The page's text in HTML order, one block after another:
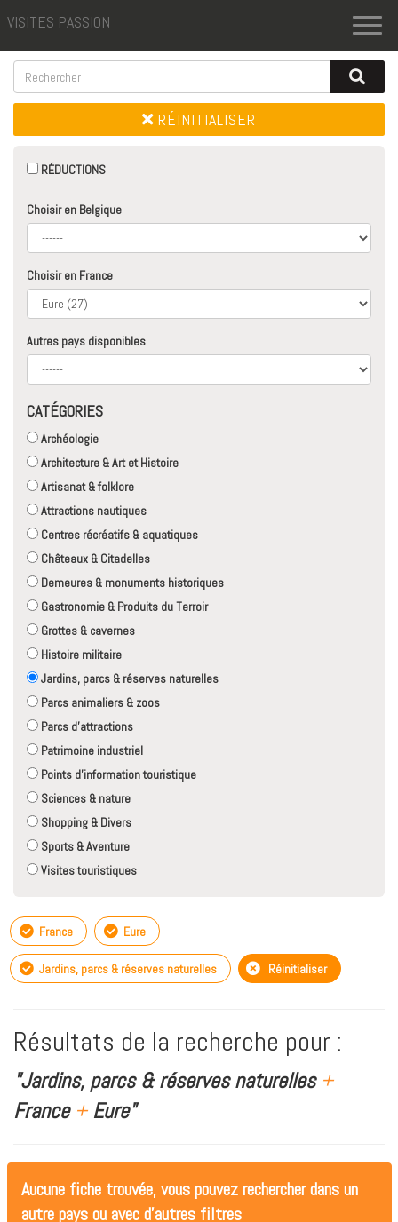
VISITES PASSION
RÉINITIALISER
RÉDUCTIONS
Choisir en Belgique
Choisir en France
Autres pays disponibles
CATÉGORIES
Archéologie
Architecture & Art et Histoire
Artisanat & folklore
Attractions nautiques
Centres récréatifs & aquatiques
Châteaux & Citadelles
Demeures & monuments historiques
Gastronomie & Produits du Terroir
Grottes & cavernes
Histoire militaire
Jardins, parcs & réserves naturelles
Parcs animaliers & zoos
Parcs d'attractions
Patrimoine industriel
Points d'information touristique
Sciences & nature
Shopping & Divers
Sports & Aventure
Visites touristiques
France Eure
Jardins, parcs & réserves naturelles Réinitialiser
Résultats de la recherche pour :
"Jardins, parcs & réserves naturelles +
France +Eure"
Aucune fiche trouvée, vous pouvez rechercher dans un
autre pays ou avec d'autres filtres